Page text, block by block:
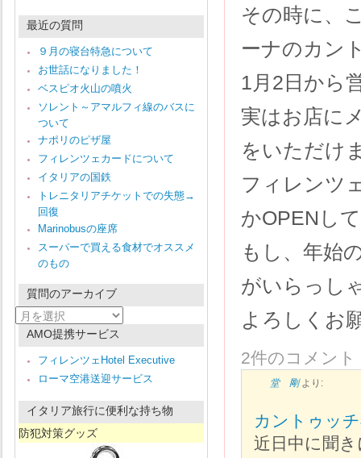
その時に、
ーナのカン
1月2日から
実はお店に
をいただけ
フィレンツ
かOPENし
もし、年始
がいらっし
よろしくお
2件のコメント
堂 剛 より:
カントゥッ
近日中に聞
最近の質問
９月の寝台特急について
お世話になりました！
ベスピオ火山の噴火
ソレント～アマルフィ線のバスに
ついて
ナポリのピザ屋
フィレンツェカードについて
イタリアの国鉄
トレニタリアチケットでの失態→
回復
Marinobusの座席
スーパーで買える食材でオススメ
のもの
質問のアーカイブ
質
問
AMO提携サービス
フィレンツェHotel Executive
ローマ空港送迎サービス
イタリア旅行に便利な持ち物
防犯対策グッズ